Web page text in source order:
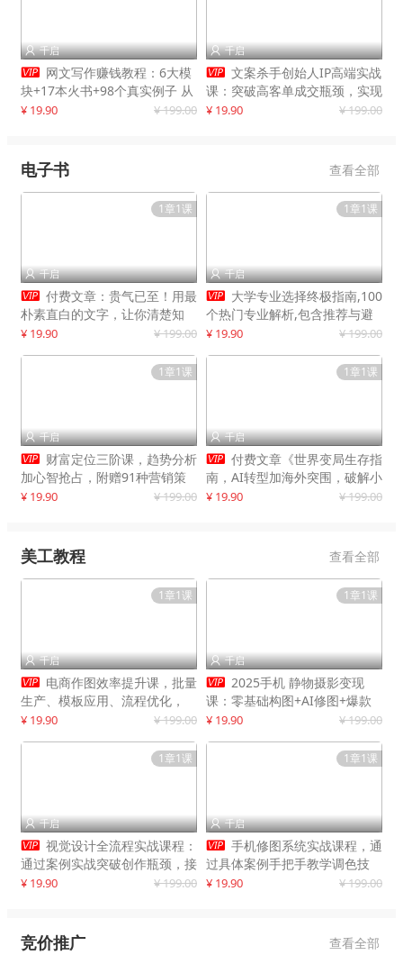
 千启
 网文写作赚钱教程：6大模
块+17本火书+98个真实例子 从
入门到精通实战方法
¥ 19.90 ¥ 199.00
 千启
 文案杀手创始人IP高端实战
课：突破高客单成交瓶颈，实现
IP商业价值最大化
¥ 19.90 ¥ 199.00
电子书 查看全部
1章1课
 千启
 付费文章：贵气已至！用最
朴素直白的文字，让你清楚知
道，该如何接住这一次时代的泼
¥ 19.90 ¥ 199.00
1章1课
 千启
 大学专业选择终极指南,100
个热门专业解析,包含推荐与避
雷实用建议
¥ 19.90 ¥ 199.00
1章1课
 千启
 财富定位三阶课，趋势分析
加心智抢占，附赠91种营销策
略模型
¥ 19.90 ¥ 199.00
1章1课
 千启
 付费文章《世界变局生存指
南，AI转型加海外突围，破解小
城市生存陷阱》
¥ 19.90 ¥ 199.00
美工教程 查看全部
1章1课
 千启
 电商作图效率提升课，批量
生产、模板应用、流程优化，
20+细分品类实操案例，月赚3
¥ 19.90 ¥ 199.00
1章1课
 千启
 2025手机 静物摄影变现
课：零基础构图+AI修图+爆款
创作
¥ 19.90 ¥ 199.00
1章1课
 千启
 视觉设计全流程实战课程：
通过案例实战突破创作瓶颈，接
单月入20000+
¥ 19.90 ¥ 199.00
1章1课
 千启
 手机修图系统实战课程，通
过具体案例手把手教学调色技
巧，实现副业变现
¥ 19.90 ¥ 199.00
竞价推广 查看全部